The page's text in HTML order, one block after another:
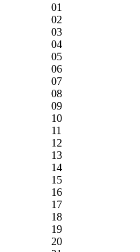
01
02
03
04
05
06
07
08
09
10
11
12
13
14
15
16
17
18
19
20